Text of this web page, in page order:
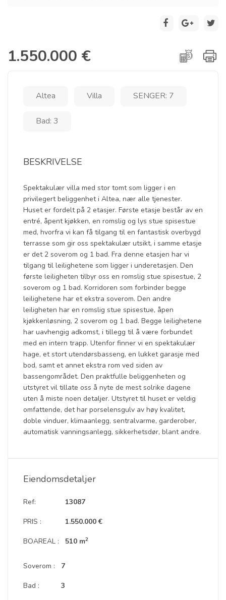
1.550.000 €
Altea Villa SENGER: 7
Bad: 3
BESKRIVELSE
Spektakulær villa med stor tomt som ligger i en
privilegert beliggenhet i Altea, nær alle tjenester.
Huset er fordelt på 2 etasjer. Første etasje består av en
entré, åpent kjøkken, en romslig og lys stue spisestue
med, hvorfra vi kan få tilgang til en fantastisk overbygd
terrasse som gir oss spektakulær utsikt, i samme etasje
er det 2 soverom og 1 bad. Fra denne etasjen har vi
tilgang til leilighetene som ligger i underetasjen. Den
første leiligheten tilbyr oss en romslig stue spisestue, 2
soverom og 1 bad. Korridoren som forbinder begge
leilighetene har et ekstra soverom. Den andre
leiligheten har en romslig stue spisestue, åpen
kjøkkenløsning, 2 soverom og 1 bad. Begge leilighetene
har uavhengig adkomst, i tillegg til å være forbundet
med en intern trapp. Utenfor finner vi en spektakulær
hage, et stort utendørsbasseng, en lukket garasje med
bod, samt et annet ekstra rom ved siden av
bassengområdet. Den praktfulle beliggenheten og
utstyret vil tillate oss å nyte de mest solrike dagene
uten å miste noen detaljer. Utstyret til huset er veldig
omfattende, det har porselensgulv av høy kvalitet,
doble vinduer, klimaanlegg, sentralvarme, garderober,
automatisk vanningsanlegg, sikkerhetsdør, blant andre.
Eiendomsdetaljer
Ref:
PRIS :
BOAREAL :
13087
1.550.000 €
510 m2
Soverom :
Bad :
7
3